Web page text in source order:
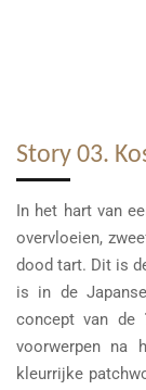
Story 03.
In het hart van
overvloeien,
dood tart. Dit is
is in de
concept van de
voorwerpen na
kleurrijke